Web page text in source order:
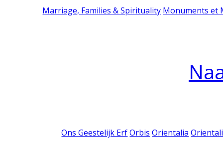
Marriage, Families & Spirituality Monuments et
Ons Geestelijk Erf Orbis Orientalia